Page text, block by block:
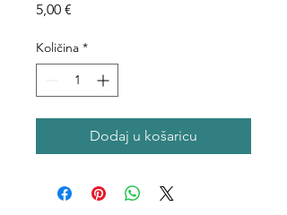
5,00 €
Količina *
Dodaj u košaricu